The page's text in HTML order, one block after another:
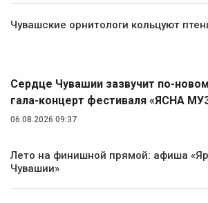
Чувашские орнитологи кольцуют
Сердце Чувашии зазвучит по-
гала-концерт фестиваля «ЯСНА
06.08.2026 09:37
Лето на финишной прямой: афиша
Чувашии»